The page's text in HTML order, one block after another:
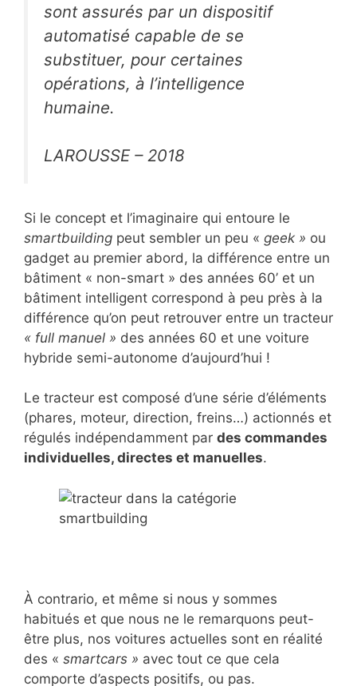
sont assurés par un dispositif
automatisé capable de se
substituer, pour certaines
opérations, à l’intelligence
humaine.
LAROUSSE – 2018
Si le concept et l’imaginaire qui entoure le
smartbuilding peut sembler un peu « geek » ou
gadget au premier abord, la différence entre un
bâtiment « non-smart » des années 60’ et un
bâtiment intelligent correspond à peu près à la
différence qu’on peut retrouver entre un tracteur
« full manuel » des années 60 et une voiture
hybride semi-autonome d’aujourd’hui !
Le tracteur est composé d’une série d’éléments
(phares, moteur, direction, freins…) actionnés et
régulés indépendamment par des commandes
individuelles, directes et manuelles.
À contrario, et même si nous y sommes
habitués et que nous ne le remarquons peut-
être plus, nos voitures actuelles sont en réalité
des « smartcars » avec tout ce que cela
comporte d’aspects positifs, ou pas.